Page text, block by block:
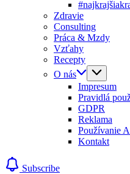
Zdravie
Consulting
Práca & Mzdy
Vzťahy
Recepty
O nás
Impresum
Pravidlá
GDPR
Reklama
Používanie
Kontakt
Subscribe